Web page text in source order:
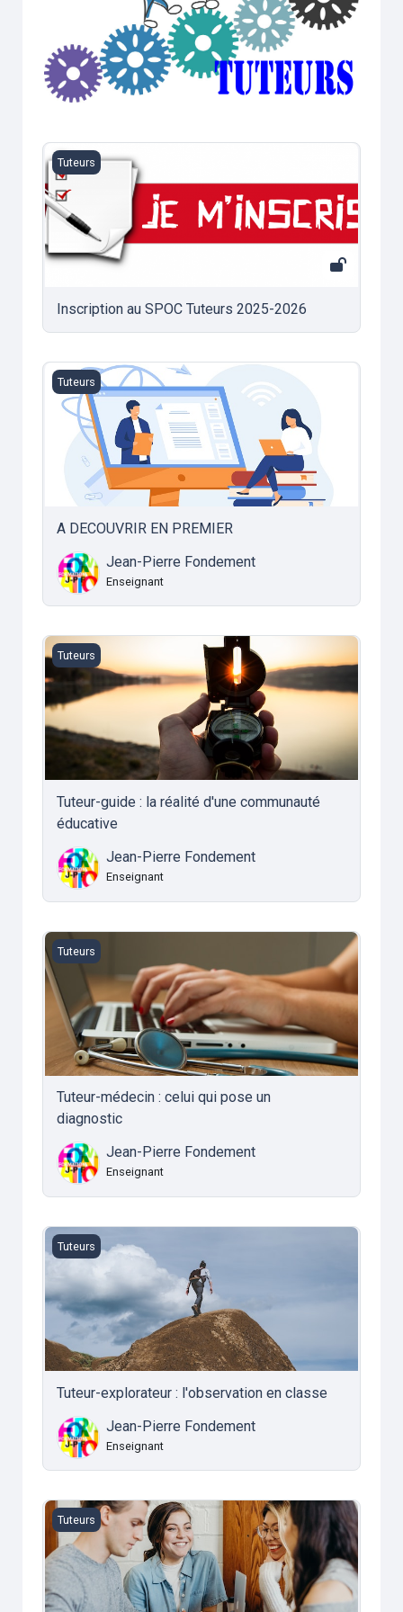
Inscription au SPOC Tuteurs 2025-2026
Tuteurs
Inscription au SPOC Tuteurs 2025-2026
A DECOUVRIR EN PREMIER
Tuteurs
A DECOUVRIR EN PREMIER
Jean-Pierre Fondement
Enseignant
Tuteur-guide : la réalité d'une communauté éducative
Tuteurs
Tuteur-guide : la réalité d'une communauté
éducative
Jean-Pierre Fondement
Enseignant
Tuteur-médecin : celui qui pose un diagnostic
Tuteurs
Tuteur-médecin : celui qui pose un
diagnostic
Jean-Pierre Fondement
Enseignant
Tuteur-explorateur : l'observation en classe
Tuteurs
Tuteur-explorateur : l'observation en classe
Jean-Pierre Fondement
Enseignant
Tuteur-socrate : échanges avec le stagiaire
Tuteurs